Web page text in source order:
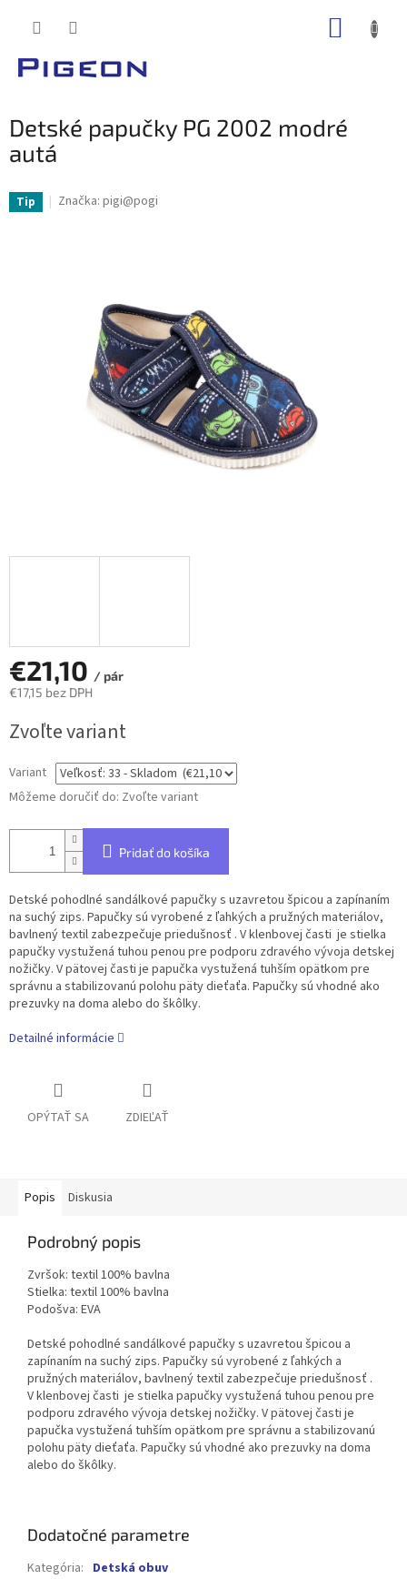
Detské papučky PG 2002 modré
autá
Tip Značka: pigi@pogi
€21,10 / pár
€17,15 bez DPH
cena:
Zvoľte variant
Variant
Môžeme doručiť do: Zvoľte variant
Pridať do košíka
Detské pohodlné sandálkové papučky s uzavretou špicou a zapínaním
na suchý zips. Papučky sú vyrobené z ľahkých a pružných materiálov,
bavlnený textil zabezpečuje priedušnosť . V klenbovej časti je stielka
papučky vystužená tuhou penou pre podporu zdravého vývoja detskej
nožičky. V pätovej časti je papučka vystužená tuhším opätkom pre
správnu a stabilizovanú polohu päty dieťaťa. Papučky sú vhodné ako
prezuvky na doma alebo do škôlky.
Detailné informácie
OPÝTAŤ SA ZDIEĽAŤ
Popis Diskusia
Podrobný popis
Zvršok: textil 100% bavlna
Stielka: textil 100% bavlna
Podošva: EVA
Detské pohodlné sandálkové papučky s uzavretou špicou a
zapínaním na suchý zips. Papučky sú vyrobené z ľahkých a
pružných materiálov, bavlnený textil zabezpečuje priedušnosť .
V klenbovej časti je stielka papučky vystužená tuhou penou pre
podporu zdravého vývoja detskej nožičky. V pätovej časti je
papučka vystužená tuhším opätkom pre správnu a stabilizovanú
polohu päty dieťaťa. Papučky sú vhodné ako prezuvky na doma
alebo do škôlky.
Dodatočné parametre
Kategória: Detská obuv